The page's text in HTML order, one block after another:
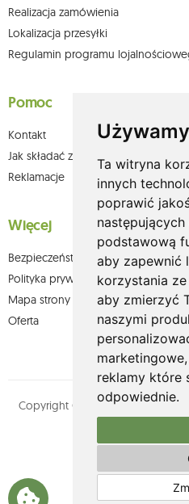
Ta witryna
innych
poprawić
następujących
podstawową
aby zapewnić
korzystania
aby zmierzyć
naszymi
marketingowe,
reklamy które
odpowiednie.
Realizacja zamówienia
Lokalizacja przesyłki
Regulamin programu
Pomoc
Kontakt
Jak składać zamówienia w sklepie
Reklamacje
Więcej
Bezpieczeństwo płatności
Polityka prywatności
Mapa strony
Oferta
Copyright © olium.pl. Wszystkie
MOUTON
Zobacz nasz